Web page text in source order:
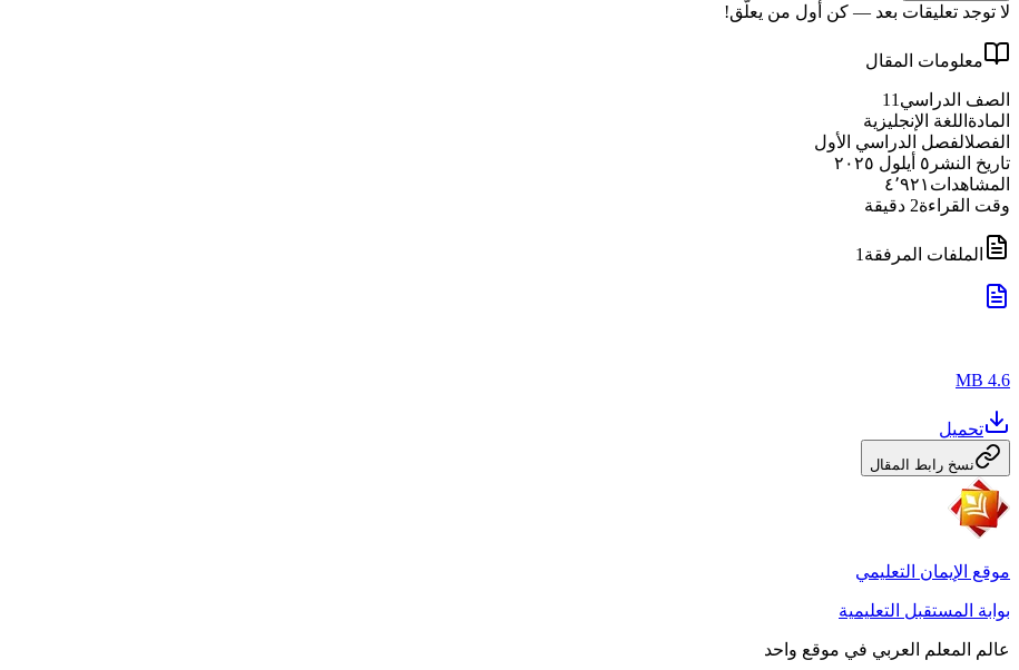
لا توجد تعليقات بعد — كن أول من يعلّق!
معلومات المقال
الصف الدراسي 11
المادة اللغة الإنجليزية
الفصلالفصل الدراسي الأول
تاريخ النشر ٥ أيلول ٢٠٢٥
المشاهدات ٤٬٩٢١
وقت القراءة2 دقيقة
الملفات المرفقة 1
4.6 MB
تحميل
نسخ رابط المقال
موقع الإيمان التعليمي
بوابة المستقبل التعليمية
عالم المعلم العربي في موقع واحد